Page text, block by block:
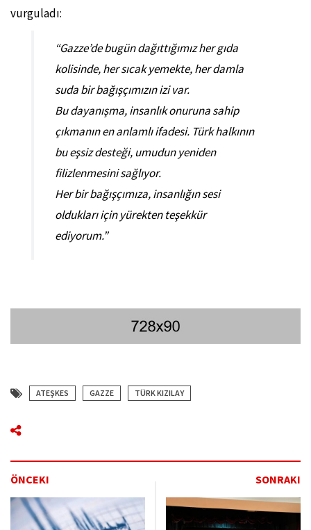
vurguladı:
“Gazze’de bugün dağıttığımız her gıda
kolisinde, her sıcak yemekte, her damla
suda bir bağışçımızın izi var.
Bu dayanışma, insanlık onuruna sahip
çıkmanın en anlamlı ifadesi. Türk halkının
bu eşsiz desteği, umudun yeniden
filizlenmesini sağlıyor.
Her bir bağışçımıza, insanlığın sesi
oldukları için yürekten teşekkür
ediyorum.”
ATEŞKES GAZZE TÜRK KIZILAY
ÖNCEKI SONRAKI